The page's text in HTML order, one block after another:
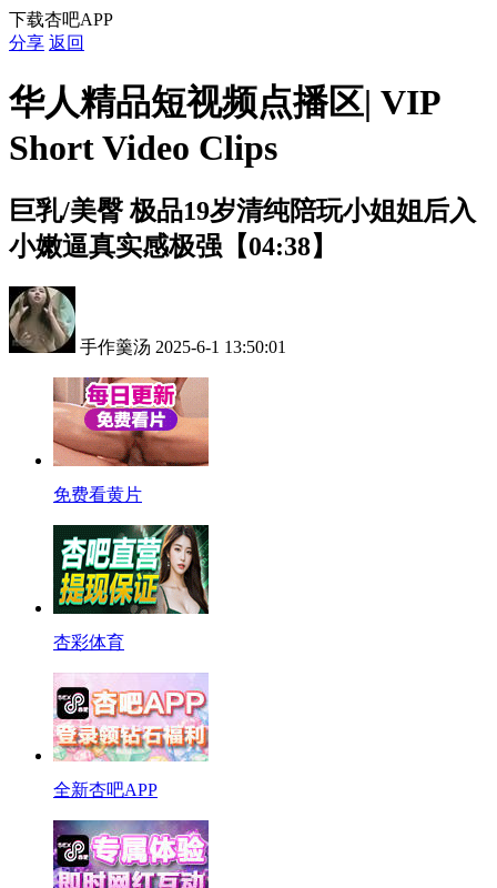
下载杏吧APP
分享 返回
华人精品短视频点播区| VIP
Short Video Clips
巨乳/美臀 极品19岁清纯陪玩小姐姐后入
小嫩逼真实感极强【04:38】
手作羹汤 2025-6-1 13:50:01
免费看黄片
杏彩体育
全新杏吧APP